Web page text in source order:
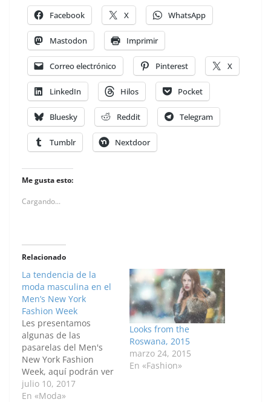
Facebook X WhatsApp
Mastodon Imprimir
Correo electrónico Pinterest X
LinkedIn Hilos Pocket
Bluesky Reddit Telegram
Tumblr Nextdoor
Me gusta esto:
Cargando...
Relacionado
La tendencia de la
moda masculina en el
Men’s New York
Fashion Week
Les presentamos
algunas de las
pasarelas del Men's
New York Fashion
Week, aquí podrán ver
las últimas tendencias
de la moda masculina.
julio 10, 2017
En «Moda»
Looks from the
Roswana, 2015
marzo 24, 2015
En «Fashion»